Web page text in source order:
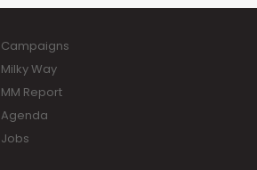
Campaigns
Milky Way
MM Report
Agenda
Jobs